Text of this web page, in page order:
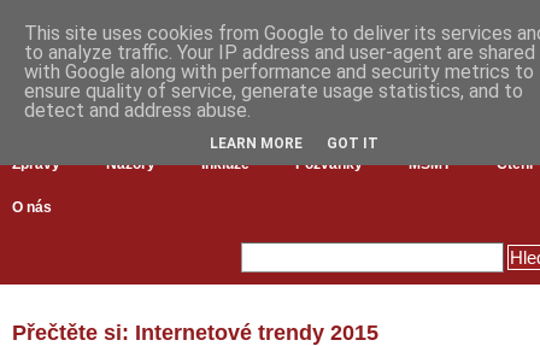
Zprávy Názory Inkluze Pozvánky MŠMT Čtení
O nás
Přečtěte si: Internetové trendy 2015
This site uses cookies from Google to deliver its services
to analyze traffic. Your IP address and user-agent are shared
with Google along with performance and security metrics to
ensure quality of service, generate usage statistics, and to
detect and address abuse.
LEARN MORE GOT IT